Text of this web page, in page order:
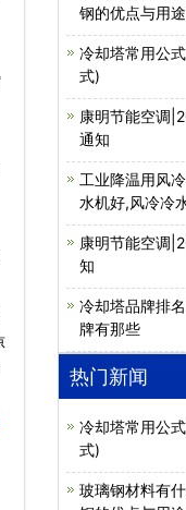
钢的优点与用
冷却塔常用公
式)
康明节能空调
通知
工业降温用风
水机好,风冷冷
康明节能空调
知
冷却塔品牌排
牌有那些
热门新闻
冷却塔常用公
式)
玻璃钢材料有